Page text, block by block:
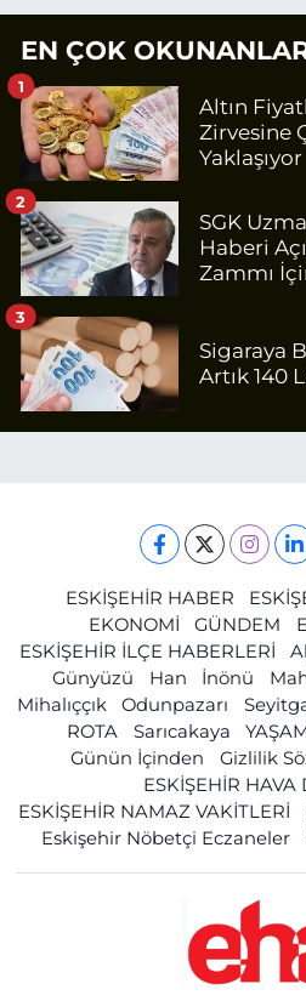
EN ÇOK
Altın
Zirvesine
Yaklaşıyor
1
SGK
Haberi
Zammı
2
Sigaraya
Artık 140
3
ESKİŞEHİR HABER
EKONOMİ
GÜNDEM
ESKİŞEHİR İLÇE HABERLERİ
Günyüzü
Han İnönü
Mihalıççık
Odunpazarı
ROTA
Sarıcakaya
Günün İçinden
Gizlilik
ESKİŞEHİR HAVA
ESKİŞEHİR NAMAZ VAKİTLERİ
Eskişehir Nöbetçi Eczaneler